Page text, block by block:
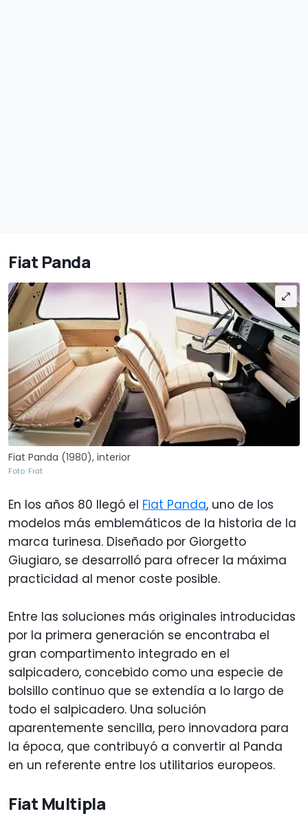
Fiat Panda
Fiat Panda (1980), interior
Foto: Fiat
En los años 80 llegó el Fiat Panda, uno de los
modelos más emblemáticos de la historia de la
marca turinesa. Diseñado por Giorgetto
Giugiaro, se desarrolló para ofrecer la máxima
practicidad al menor coste posible.
Entre las soluciones más originales introducidas
por la primera generación se encontraba el
gran compartimento integrado en el
salpicadero, concebido como una especie de
bolsillo continuo que se extendía a lo largo de
todo el salpicadero. Una solución
aparentemente sencilla, pero innovadora para
la época, que contribuyó a convertir al Panda
en un referente entre los utilitarios europeos.
Fiat Multipla